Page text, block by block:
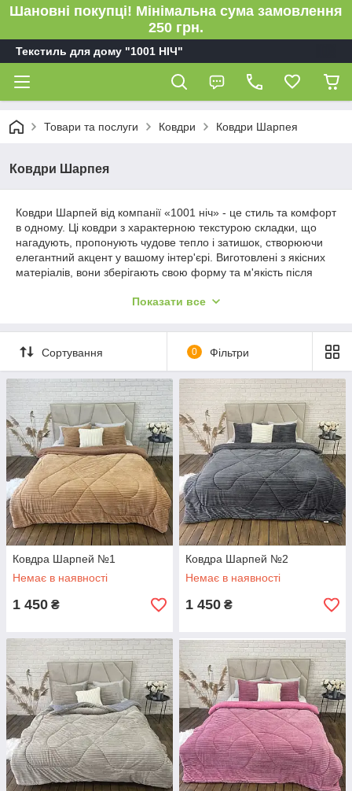
Шановні покупці! Мінімальна сума замовлення
250 грн.
Текстиль для дому "1001 НІЧ"
Товари та послуги Ковдри Ковдри Шарпея
Ковдри Шарпея
Ковдри Шарпей від компанії «1001 ніч» - це стиль та комфорт
в одному. Ці ковдри з характерною текстурою складки, що
нагадують, пропонують чудове тепло і затишок, створюючи
елегантний акцент у вашому інтер'єрі. Виготовлені з якісних
матеріалів, вони зберігають свою форму та м'якість після
Вибирайте ковдри Шарпей для вишуканого комфорту та
Показати все
Сортування 0 Фільтри
Ковдра Шарпей №1
Немає в наявності
1 450 ₴
Ковдра Шарпей №2
Немає в наявності
1 450 ₴